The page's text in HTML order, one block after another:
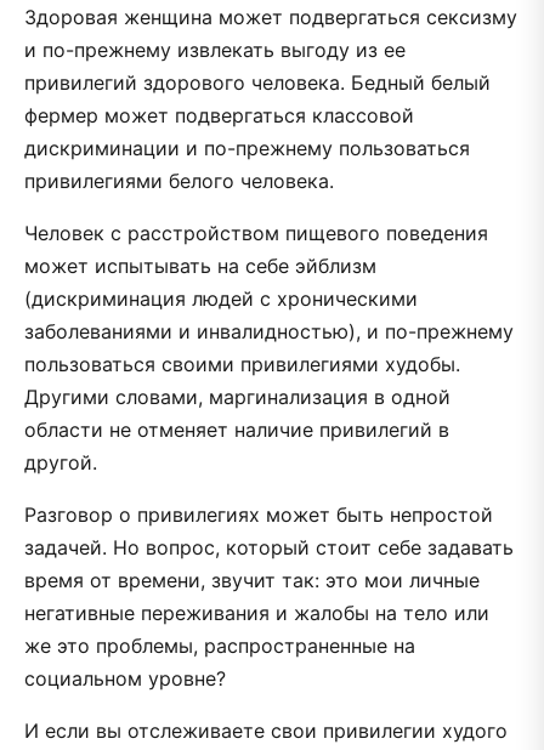
Здоровая женщина может подвергаться сексизму
и по-прежнему извлекать выгоду из ее
привилегий здорового человека. Бедный белый
фермер может подвергаться классовой
дискриминации и по-прежнему пользоваться
привилегиями белого человека.
Человек с расстройством пищевого поведения
может испытывать на себе эйблизм
(дискриминация людей с хроническими
заболеваниями и инвалидностью), и по-прежнему
пользоваться своими привилегиями худобы.
Другими словами, маргинализация в одной
области не отменяет наличие привилегий в
другой.
Разговор о привилегиях может быть непростой
задачей. Но вопрос, который стоит себе задавать
время от времени, звучит так: это мои личные
негативные переживания и жалобы на тело или
же это проблемы, распространенные на
социальном уровне?
И если вы отслеживаете свои привилегии худого